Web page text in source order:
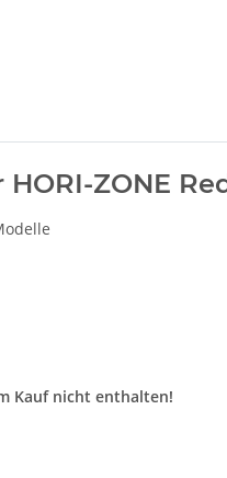
ZONE
Kauf nicht enthalten!